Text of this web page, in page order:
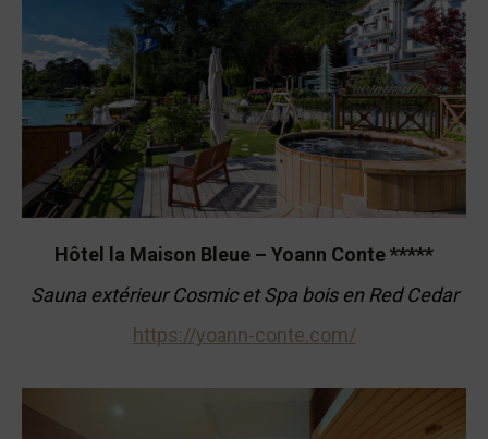
Hôtel la Maison Bleue – Yoann Conte *****
Sauna extérieur Cosmic et Spa bois en Red Cedar
https://yoann-conte.com/